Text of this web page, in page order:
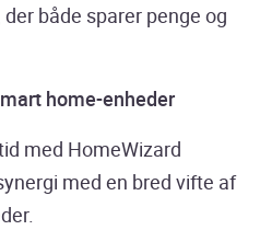
både sparer penge og
home-enheder
med HomeWizard
med en bred vifte af